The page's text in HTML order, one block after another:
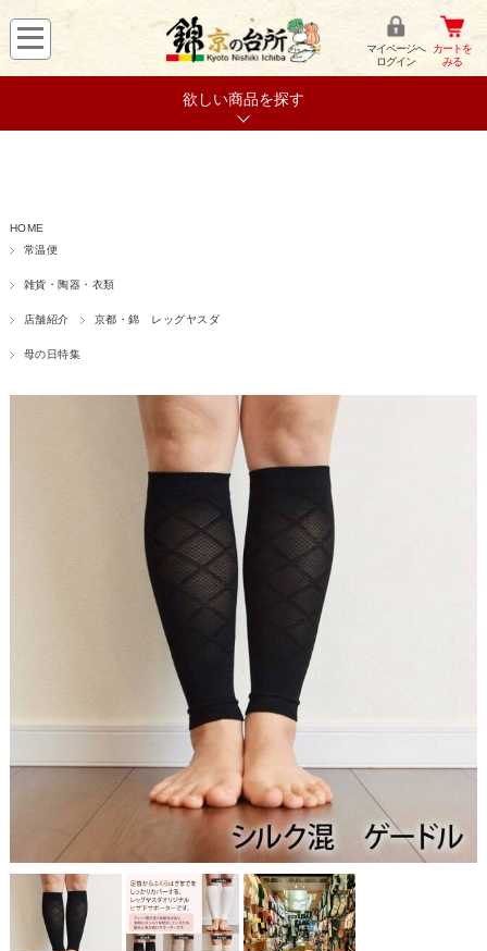
マイページへ
ログイン
カートを
みる
欲しい商品を探す
HOME
常温便
雑貨・陶器・衣類
店舗紹介 京都・錦 レッグヤスダ
母の日特集